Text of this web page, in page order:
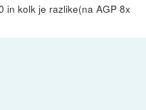
in kolk je razlike(na AGP 8x